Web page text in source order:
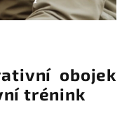
obojek
trénink